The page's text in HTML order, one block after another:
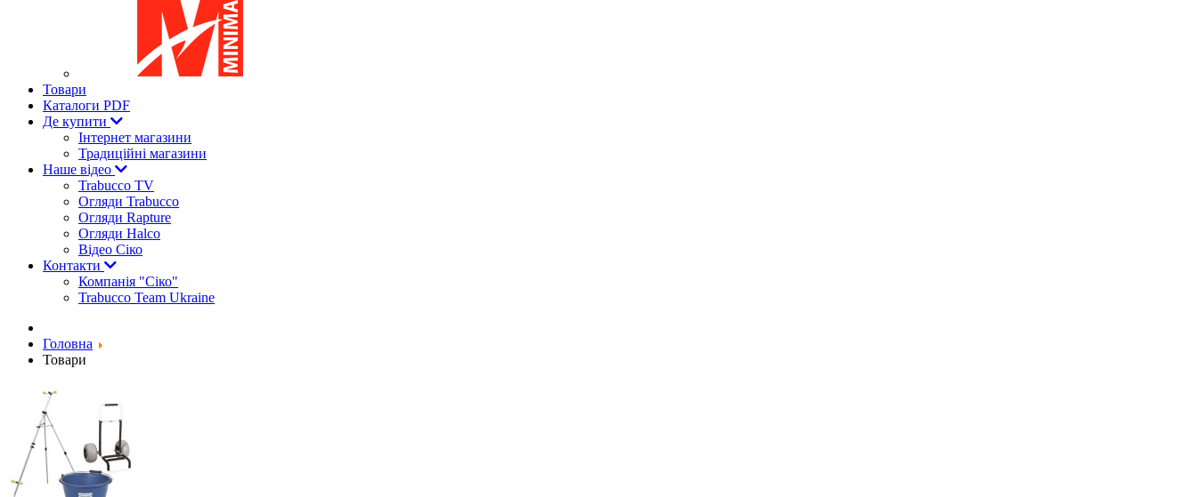
Товари
Каталоги PDF
Де купити
Інтернет магазини
Традиційні магазини
Наше відео
Trabucco TV
Огляди Trabucco
Огляди Rapture
Огляди Halco
Відео Сіко
Контакти
Компанія "Сіко"
Trabucco Team Ukraine
Головна
Товари